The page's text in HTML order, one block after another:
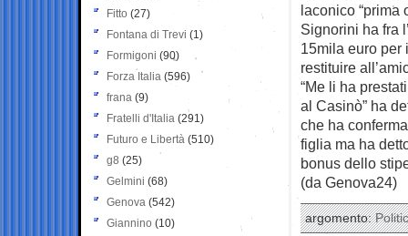
laconico “prima
Signorini ha fra
15mila euro per
restituire
“Me li ha
al Casinò” ha
che ha
figlia ma ha
bonus dello
(da Genova24)
argomento:
Fitto (27)
Fontana di Trevi (1)
Formigoni (90)
Forza Italia (596)
frana (9)
Fratelli d'Italia (291)
Futuro e Libertà (510)
g8 (25)
Gelmini (68)
Genova (542)
Giannino (10)